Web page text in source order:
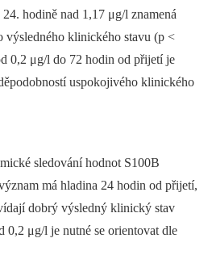
hodině nad 1,17 μg/l znamená
výsledného klinického stavu (p <
0,2 μg/l do 72 hodin od přijetí je
uspokojivého klinického
sledování hodnot S100B
má hladina 24 hodin od přijetí,
dobrý výsledný klinický stav
0,2 μg/l je nutné se orientovat dle